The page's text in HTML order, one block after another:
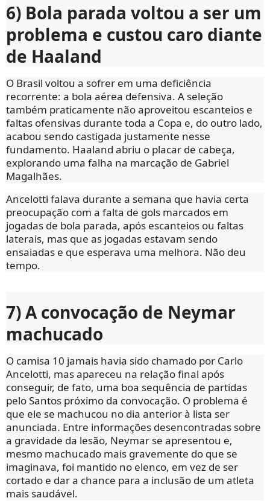
6) Bola parada voltou a ser um
problema e custou caro diante
de Haaland
O Brasil voltou a sofrer em uma deficiência
recorrente: a bola aérea defensiva. A seleção
também praticamente não aproveitou escanteios e
faltas ofensivas durante toda a Copa e, do outro lado,
acabou sendo castigada justamente nesse
fundamento. Haaland abriu o placar de cabeça,
explorando uma falha na marcação de Gabriel
Magalhães.
Ancelotti falava durante a semana que havia certa
preocupação com a falta de gols marcados em
jogadas de bola parada, após escanteios ou faltas
laterais, mas que as jogadas estavam sendo
ensaiadas e que esperava uma melhora. Não deu
tempo.
7) A convocação de Neymar
machucado
O camisa 10 jamais havia sido chamado por Carlo
Ancelotti, mas apareceu na relação final após
conseguir, de fato, uma boa sequência de partidas
pelo Santos próximo da convocação. O problema é
que ele se machucou no dia anterior à lista ser
anunciada. Entre informações desencontradas sobre
a gravidade da lesão, Neymar se apresentou e,
mesmo machucado mais gravemente do que se
imaginava, foi mantido no elenco, em vez de ser
cortado e dar a chance para a inclusão de um atleta
mais saudável.